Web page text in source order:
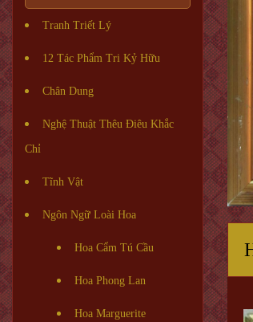
Tranh Triết Lý
12 Tác Phẩm Tri Kỷ Hữu
Chân Dung
Nghệ Thuật Thêu Điêu Khắc
Chỉ
Tĩnh Vật
Ngôn Ngữ Loài Hoa
Hoa Cẩm Tú Cầu
Hoa Phong Lan
Hoa Marguerite